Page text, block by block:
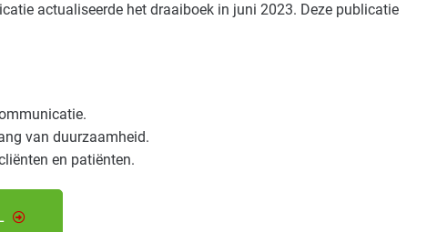
actualiseerde het draaiboek in juni 2023. Deze publicatie
van duurzaamheid.
en patiënten.